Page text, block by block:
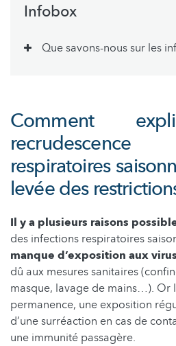
Infobox
Que savons-nous sur les
Comment
recrudescence
respiratoires
levée des
Il y a plusieurs raisons
des infections respiratoires
manque d’exposition aux
dû aux mesures sanitaires
masque, lavage de mains…). Or
permanence, une exposition
d’une surréaction en cas de
une immunité passagère.